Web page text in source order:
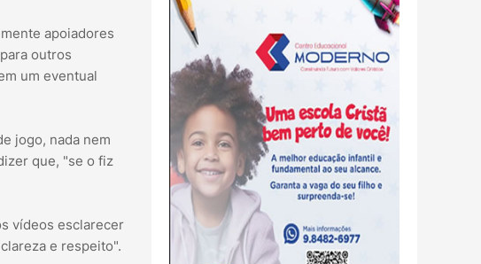
apoiadores
outros
um eventual
jogo, nada nem
que, "se o fiz
vídeos esclarecer
e respeito".